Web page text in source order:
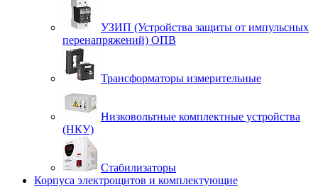
УЗИП (Устройства защиты от импульсных
перенапряжений) ОПВ
Трансформаторы измерительные
Низковольтные комплектные устройства
(НКУ)
Стабилизаторы
Корпуса электрощитов и комплектующие